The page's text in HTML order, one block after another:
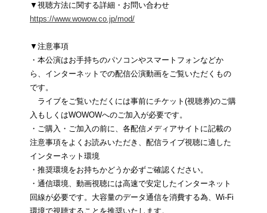
▼視聴方法に関する詳細・お問い合わせ
https://www.wowow.co.jp/mod/
▼注意事項
・本公演はお手持ちのパソコンやスマートフォンなどか
ら、インターネットでの配信公演動画をご覧いただくもの
です。
ライブをご覧いただくには事前にチケット(視聴券)のご購
入もしくはWOWOWへのご加入が必要です。
・ご購入・ご加入の前に、各配信メディアサイトに記載の
注意事項をよくお読みいただき、配信ライブ視聴に適した
インターネット環境
・推奨環境をお持ちかどうか必ずご確認ください。
・通信環境、動画視聴には高速で安定したインターネット
回線が必要です。大容量のデータ通信を消費する為、Wi-Fi
環境で視聴することを推奨いたします。